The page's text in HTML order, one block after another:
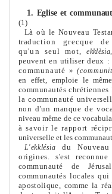
1. Eglise et
(1)
Là où le Nouveau Testa
traduc­tion grecque de
qu'un seul mot,
peuvent en utiliser deux :
communauté »
en effet, emploie le même
communautés
la communauté
non d'un manque de
niveau même de ce
à savoir le rapport
universelle et les
L'ekklésiadu Nouveau
origines.s'est
communauté de
communautés locales
apostolique, comme la